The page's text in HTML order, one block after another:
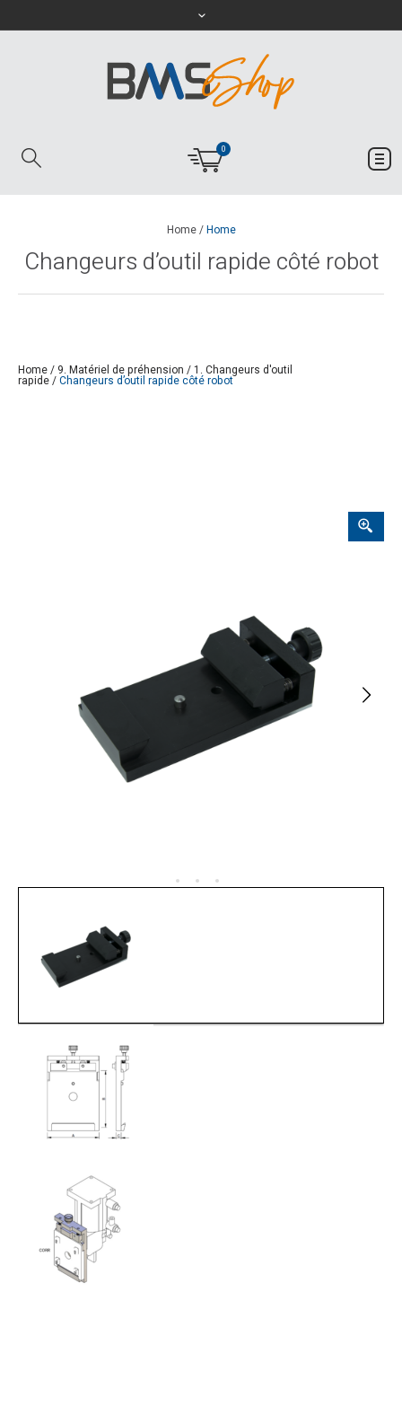
0
Home/Home
Changeurs d’outil rapide côté robot
Home/ 9. Matériel de préhension /1. Changeurs d'outil
rapide/Changeurs d’outil rapide côté robot